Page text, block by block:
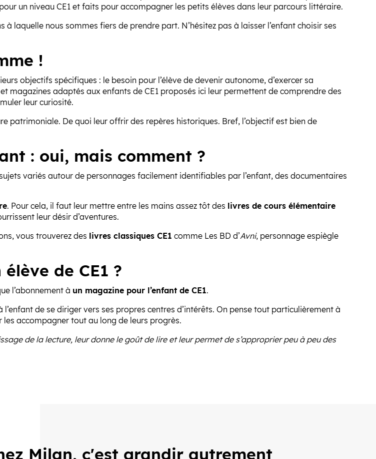
un niveau CE1 et faits pour accompagner les petits élèves dans leur parcours littéraire.
laquelle nous sommes fiers de prendre part. N’hésitez pas à laisser l’enfant choisir ses
!
objectifs spécifiques : le besoin pour l’élève de devenir autonome, d’exercer sa
et magazines adaptés aux enfants de CE1 proposés ici leur permettent de comprendre des
leur curiosité.
De quoi leur offrir des repères historiques. Bref, l’objectif est bien de
: oui, mais comment ?
variés autour de personnages facilement identifiables par l’enfant, des documentaires
. Pour cela, il faut leur mettre entre les mains assez tôt des livres de cours élémentaire
leur désir d’aventures.
vous trouverez des livres classiques CE1 comme Les BD d’Avni, personnage espiègle
de CE1 ?
l’abonnement à un magazine pour l’enfant de CE1.
de se diriger vers ses propres centres d’intérêts. On pense tout particulièrement à
les accompagner tout au long de leurs progrès.
de la lecture, leur donne le goût de lire et leur permet de s’approprier peu à peu des
Milan, c'est grandir autrement